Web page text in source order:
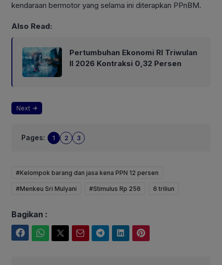
kendaraan bermotor yang selama ini diterapkan PPnBM.
Also Read:
Pertumbuhan Ekonomi RI Triwulan
II 2026 Kontraksi 0,32 Persen
Next
Pages: 1 2 3
#Kelompok barang dan jasa kena PPN 12 persen
#Menkeu Sri Mulyani #Stimulus Rp 256 6 triliun
Bagikan :